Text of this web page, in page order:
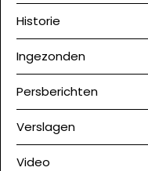
Historie
Ingezonden
Persberichten
Verslagen
Video